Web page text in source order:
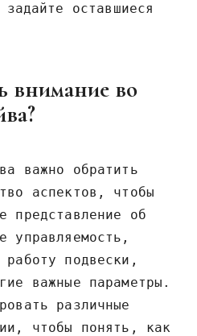
оставшиеся
внимание во
важно обратить
аспектов, чтобы
представление об
управляемость,
подвески,
важные параметры.
различные
чтобы понять, как